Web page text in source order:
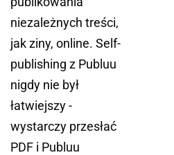
niezależnych treści,
jak ziny, online. Self-
publishing z Publuu
nigdy nie był
łatwiejszy -
wystarczy przesłać
PDF i Publuu